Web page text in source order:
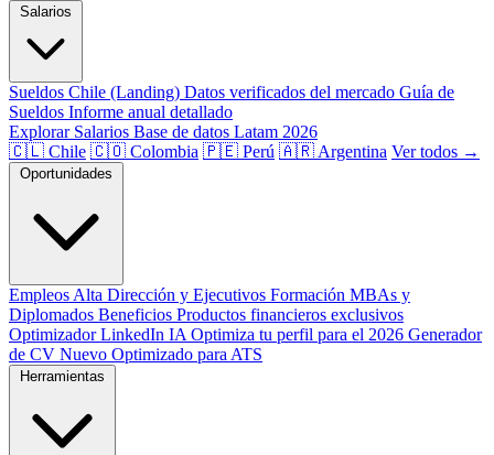
Salarios
Sueldos Chile (Landing) Datos verificados del mercado Guía de
Sueldos Informe anual detallado
Explorar Salarios Base de datos Latam 2026
🇨🇱 Chile 🇨🇴 Colombia 🇵🇪 Perú 🇦🇷 Argentina Ver todos →
Oportunidades
Empleos Alta Dirección y Ejecutivos Formación MBAs y
Diplomados Beneficios Productos financieros exclusivos
Optimizador LinkedIn IA Optimiza tu perfil para el 2026 Generador
de CV Nuevo Optimizado para ATS
Herramientas